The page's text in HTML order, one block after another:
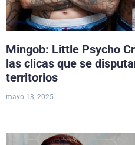
Mingob: Little Psycho
las clicas que se
territorios
mayo 13, 2025